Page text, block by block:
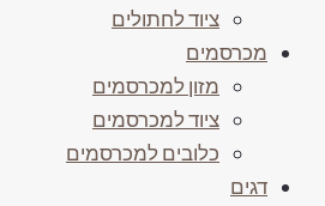
ציוד לחתולים
מכרסמים
מזון למכרסמים
ציוד למכרסמים
כלובים למכרסמים
דגים